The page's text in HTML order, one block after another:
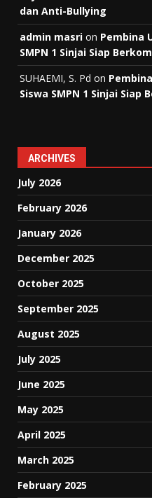
dan Anti-Bullying
admin masri on Pembina
SMPN 1 Sinjai Siap
SUHAEMI, S. Pd on
Siswa SMPN 1 Sinjai Siap
ARCHIVES
July 2026
February 2026
January 2026
December 2025
October 2025
September 2025
August 2025
July 2025
June 2025
May 2025
April 2025
March 2025
February 2025